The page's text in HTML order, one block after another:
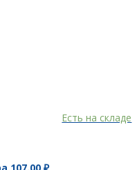
Есть на складе